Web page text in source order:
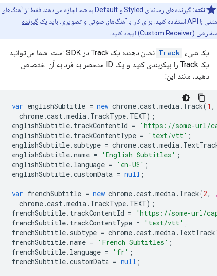
نکته: گیرنده‌های رسانه‌ای Styled و Default به شما اجازه می‌دهند فقط از آهنگ‌های
متنی با API استفاده کنید. برای کار با آهنگ‌های صوتی و تصویری، باید یک
گیرنده
سفارشی (Custom Receiver)
ایجاد کنید.
یک شیء Track
نشان دهنده یک Track در SDK است. شما می‌توانید
یک Track را پیکربندی کنید و یک ID منحصر به فرد به آن اختصاص
دهید، مانند این:
var englishSubtitle = new chrome.cast.media. Track(1 ,
chrome.cast.media. TrackType. TEXT);
englishSubtitle. trackContentId =
'https://some-url/
englishSubtitle. trackContentType = 'text/vtt' ;
englishSubtitle. subtype = chrome.cast.media.
englishSubtitle.name = 'English Subtitles' ;
englishSubtitle. language = 'en-US' ;
englishSubtitle.customData = null ;
var frenchSubtitle = new chrome.cast.media. Track(2,
chrome.cast.media. TrackType. TEXT);
frenchSubtitle. trackContentId =
'https://some-url/
frenchSubtitle. trackContentType = 'text/vtt' ;
frenchSubtitle. subtype = chrome.cast.media.
frenchSubtitle.name = 'French Subtitles' ;
frenchSubtitle. language = 'fr' ;
frenchSubtitle.customData = null ;